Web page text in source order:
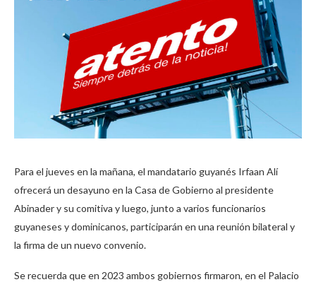
Para el jueves en la mañana, el mandatario guyanés Irfaan Alí
ofrecerá un desayuno en la Casa de Gobierno al presidente
Abinader y su comitiva y luego, junto a varios funcionarios
guyaneses y dominicanos, participarán en una reunión bilateral y
la firma de un nuevo convenio.
Se recuerda que en 2023 ambos gobiernos firmaron, en el Palacio